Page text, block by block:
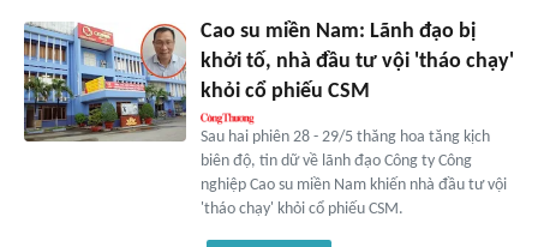
Cao su miền Nam: Lãnh đạo bị
khởi tố, nhà đầu tư vội 'tháo chạy'
khỏi cổ phiếu CSM
Sau hai phiên 28 - 29/5 thăng hoa tăng kịch
biên độ, tin dữ về lãnh đạo Công ty Công
nghiệp Cao su miền Nam khiến nhà đầu tư vội
'tháo chạy' khỏi cổ phiếu CSM.